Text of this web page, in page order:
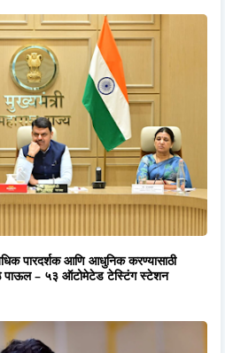
पारदर्शक आणि आधुनिक करण्यासाठी
– ५३ ऑटोमेटेड टेस्टिंग स्टेशन